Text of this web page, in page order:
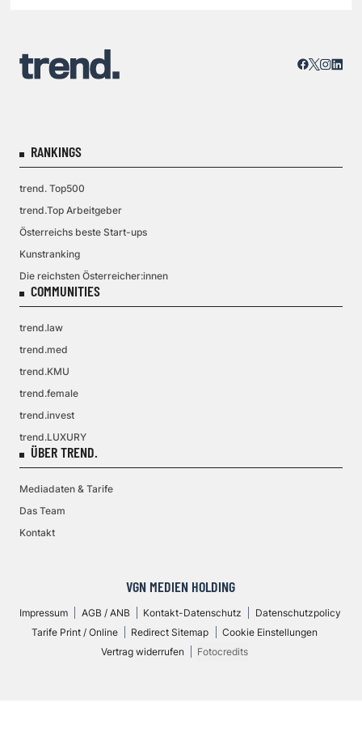
RANKINGS
trend. Top500
trend.Top Arbeitgeber
Österreichs beste Start-ups
Kunstranking
Die reichsten Österreicher:innen
COMMUNITIES
trend.law
trend.med
trend.KMU
trend.female
trend.invest
trend.LUXURY
ÜBER TREND.
Mediadaten & Tarife
Das Team
Kontakt
VGN MEDIEN HOLDING
Impressum AGB / ANB Kontakt-Datenschutz
Datenschutzpolicy
Tarife Print / Online
Redirect Sitemap
Cookie Einstellungen
Vertrag widerrufen
Fotocredits